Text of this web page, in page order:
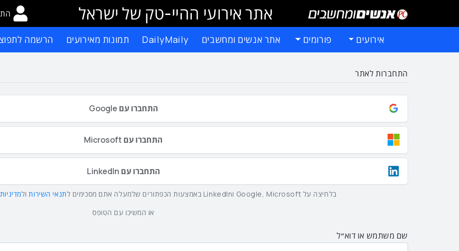
אתר אירועי ההיי-טק של ישראל
אירועים פורומים אתר אנשים ומחשבים DailyMaily תמונות מאירועים הרשמה
התחברות לאתר
התחברו עם Google
התחברו עם Microsoft
התחברו עם LinkedIn
בלחיצה על Google, Microsoft וLinkedIn באמצעות הכפתורים שלמעלה אתם מסכימים ל תנאי השירותול
או המשיכו עם הטופס
שם משתמש או דוא״ל